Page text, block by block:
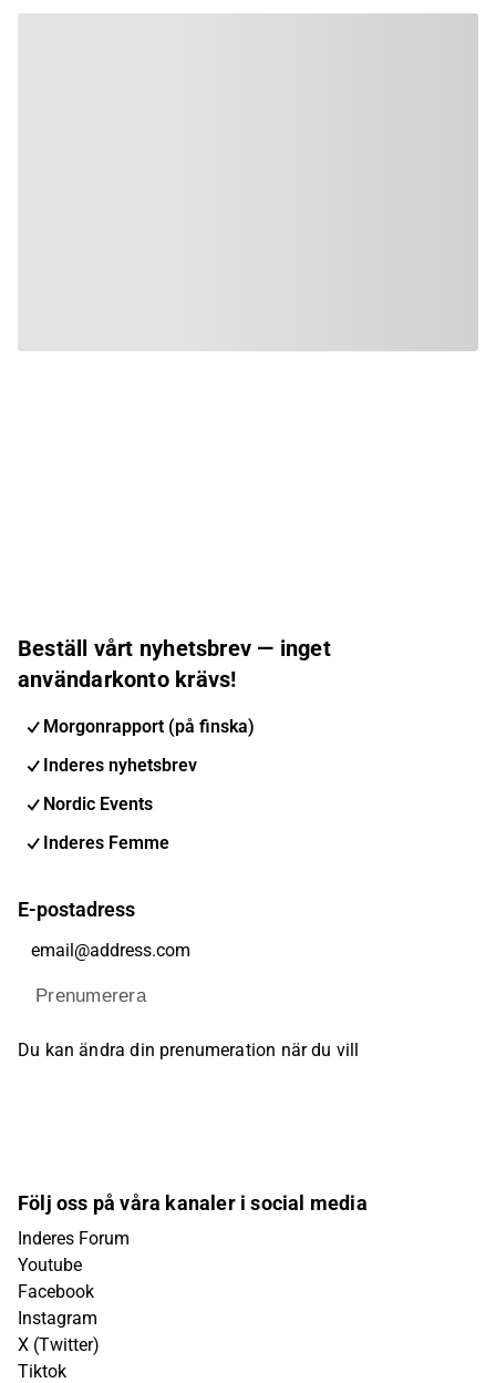
Beställ vårt nyhetsbrev — inget
användarkonto krävs!
Morgonrapport (på finska)
Inderes nyhetsbrev
Nordic Events
Inderes Femme
E-postadress
Prenumerera
Du kan ändra din prenumeration när du vill
Följ oss på våra kanaler i social media
Inderes Forum
Youtube
Facebook
Instagram
X (Twitter)
Tiktok